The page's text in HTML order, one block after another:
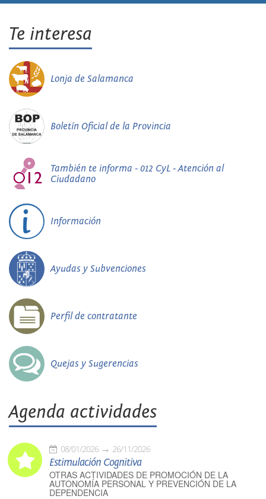
Te interesa
Lonja de Salamanca
Boletín Oficial de la Provincia
También te informa - 012 CyL - Atención al
Ciudadano
Información
Ayudas y Subvenciones
Perfil de contratante
Quejas y Sugerencias
Agenda actividades
08/01/2026 26/11/2026
Estimulación Cognitiva
OTRAS ACTIVIDADES DE PROMOCIÓN DE LA
AUTONOMÍA PERSONAL Y PREVENCIÓN DE LA
DEPENDENCIA